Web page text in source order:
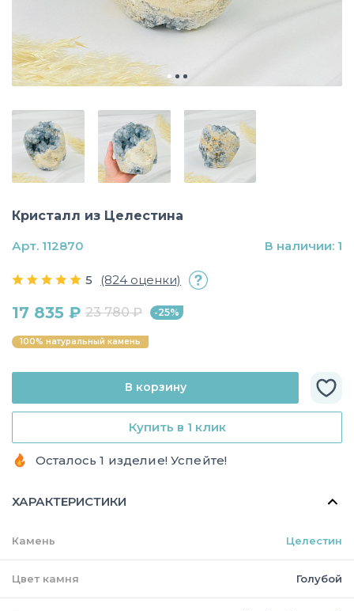
Кристалл из Целестина
5 (824 оценки)
17 835 ₽ 23 780 ₽ -25%
100% натуральный камень
Купить в 1 клик
В корзину
Осталось 1 изделие! Успейте!
Арт. 112870 В наличии: 1
ХАРАКТЕРИСТИКИ
Камень Целестин
Цвет камня Голубой